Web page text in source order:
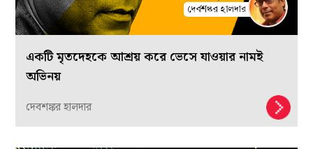
একটি মৃতদেহকে আশ্রয় করে ভেসে যাওয়ার নামই
অভিনয়
দেবশঙ্কর হালদার